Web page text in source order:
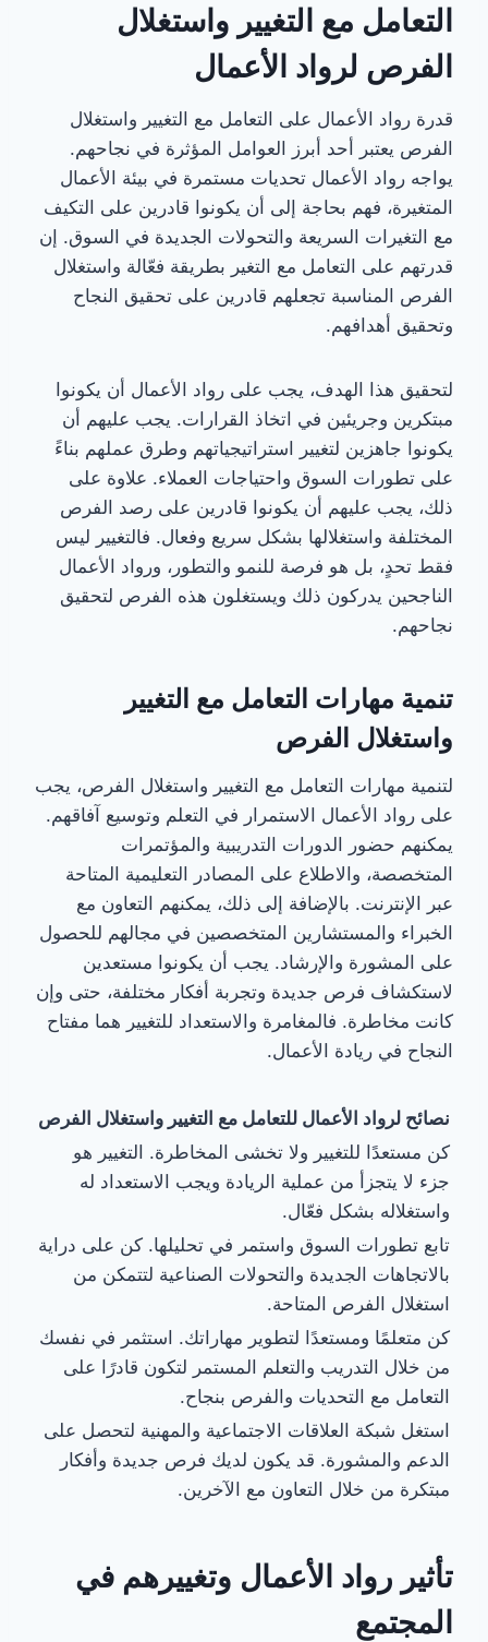
التعامل مع التغيير واستغلال
الفرص لرواد الأعمال
قدرة رواد الأعمال على التعامل مع التغيير واستغلال
الفرص يعتبر أحد أبرز العوامل المؤثرة في نجاحهم.
يواجه رواد الأعمال تحديات مستمرة في بيئة الأعمال
المتغيرة، فهم بحاجة إلى أن يكونوا قادرين على التكيف
مع التغيرات السريعة والتحولات الجديدة في السوق. إن
قدرتهم على التعامل مع التغير بطريقة فعّالة واستغلال
الفرص المناسبة تجعلهم قادرين على تحقيق النجاح
وتحقيق أهدافهم.
لتحقيق هذا الهدف، يجب على رواد الأعمال أن يكونوا
مبتكرين وجريئين في اتخاذ القرارات. يجب عليهم أن
يكونوا جاهزين لتغيير استراتيجياتهم وطرق عملهم بناءً
على تطورات السوق واحتياجات العملاء. علاوة على
ذلك، يجب عليهم أن يكونوا قادرين على رصد الفرص
المختلفة واستغلالها بشكل سريع وفعال. فالتغيير ليس
فقط تحدٍ، بل هو فرصة للنمو والتطور، ورواد الأعمال
الناجحين يدركون ذلك ويستغلون هذه الفرص لتحقيق
نجاحهم.
تنمية مهارات التعامل مع التغيير
واستغلال الفرص
لتنمية مهارات التعامل مع التغيير واستغلال الفرص، يجب
على رواد الأعمال الاستمرار في التعلم وتوسيع آفاقهم.
يمكنهم حضور الدورات التدريبية والمؤتمرات
المتخصصة، والاطلاع على المصادر التعليمية المتاحة
عبر الإنترنت. بالإضافة إلى ذلك، يمكنهم التعاون مع
الخبراء والمستشارين المتخصصين في مجالهم للحصول
على المشورة والإرشاد. يجب أن يكونوا مستعدين
لاستكشاف فرص جديدة وتجربة أفكار مختلفة، حتى وإن
كانت مخاطرة. فالمغامرة والاستعداد للتغيير هما مفتاح
النجاح في ريادة الأعمال.
نصائح لرواد الأعمال للتعامل مع التغيير واستغلال الفرص
كن مستعدًا للتغيير ولا تخشى المخاطرة. التغيير هو
جزء لا يتجزأ من عملية الريادة ويجب الاستعداد له
واستغلاله بشكل فعّال.
تابع تطورات السوق واستمر في تحليلها. كن على دراية
بالاتجاهات الجديدة والتحولات الصناعية لتتمكن من
استغلال الفرص المتاحة.
كن متعلمًا ومستعدًا لتطوير مهاراتك. استثمر في نفسك
من خلال التدريب والتعلم المستمر لتكون قادرًا على
التعامل مع التحديات والفرص بنجاح.
استغل شبكة العلاقات الاجتماعية والمهنية لتحصل على
الدعم والمشورة. قد يكون لديك فرص جديدة وأفكار
مبتكرة من خلال التعاون مع الآخرين.
تأثير رواد الأعمال وتغييرهم في
المجتمع